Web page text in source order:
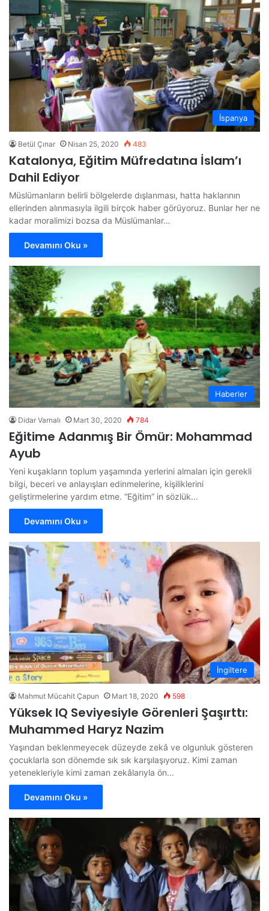
İspanya
Betül Çınar Nisan 25, 2020 483
Katalonya, Eğitim Müfredatına İslam’ı
Dahil Ediyor
Müslümanların belirli bölgelerde dışlanması, hatta haklarının
ellerinden alınmasıyla ilgili birçok haber görüyoruz. Bunlar her ne
kadar moralimizi bozsa da Müslümanlar…
Devamını Oku »
Haberler
Didar Varnalı Mart 30, 2020 784
Eğitime Adanmış Bir Ömür: Mohammad
Ayub
Yeni kuşakların toplum yaşamında yerlerini almaları için gerekli
bilgi, beceri ve anlayışları edinmelerine, kişiliklerini
geliştirmelerine yardım etme. “Eğitim” in sözlük…
Devamını Oku »
İngiltere
Mahmut Mücahit Çapun Mart 18, 2020 598
Yüksek IQ Seviyesiyle Görenleri Şaşırttı:
Muhammed Haryz Nazim
Yaşından beklenmeyecek düzeyde zekâ ve olgunluk gösteren
çocuklarla son dönemde sık sık karşılaşıyoruz. Kimi zaman
yetenekleriyle kimi zaman zekâlarıyla ön…
Devamını Oku »